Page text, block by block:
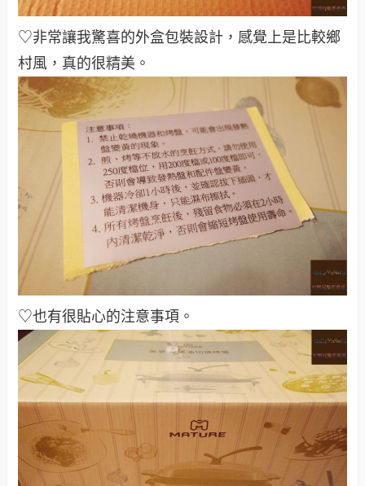
♡非常讓我驚喜的外盒包裝設計，感覺上是比較鄉
村風，真的很精美 。
♡也有很貼心的注意事項 。